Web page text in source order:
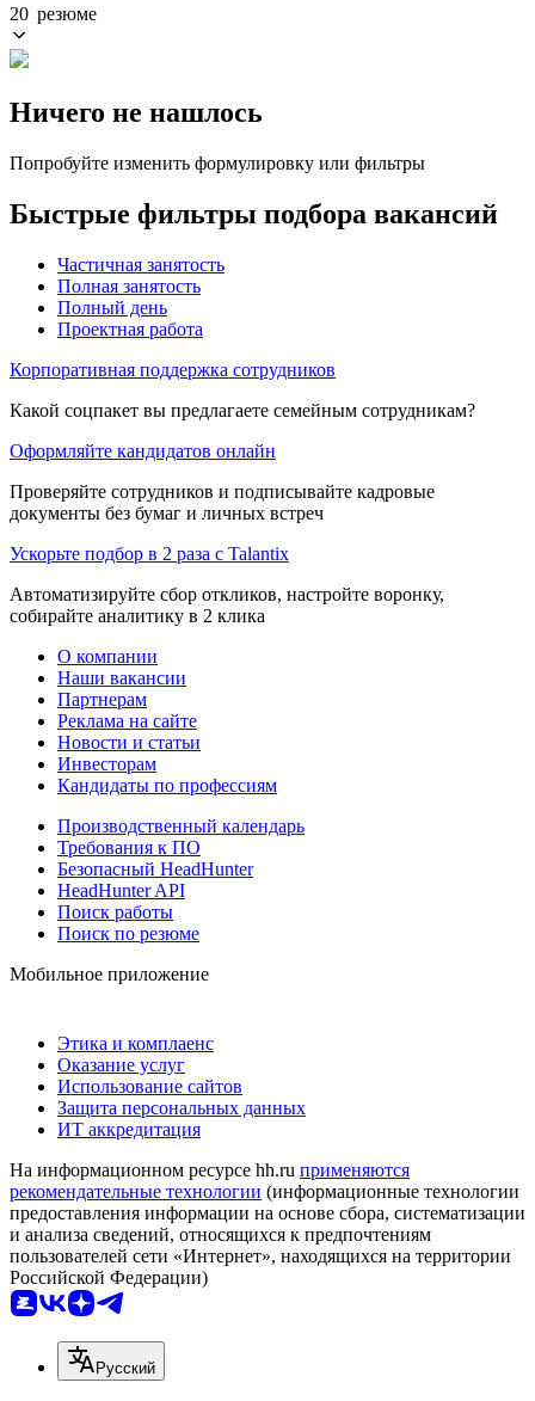
20 резюме
Ничего не нашлось
Попробуйте изменить формулировку или фильтры
Быстрые фильтры подбора вакансий
Частичная занятость
Полная занятость
Полный день
Проектная работа
Корпоративная поддержка сотрудников
Какой соцпакет вы предлагаете семейным сотрудникам?
Оформляйте кандидатов онлайн
Проверяйте сотрудников и подписывайте кадровые
документы без бумаг и личных встреч
Ускорьте подбор в 2 раза с Talantix
Автоматизируйте сбор откликов, настройте воронку,
собирайте аналитику в 2 клика
О компании
Наши вакансии
Партнерам
Реклама на сайте
Новости и статьи
Инвесторам
Кандидаты по профессиям
Производственный календарь
Требования к ПО
Безопасный HeadHunter
HeadHunter API
Поиск работы
Поиск по резюме
Мобильное приложение
Этика и комплаенс
Оказание услуг
Использование сайтов
Защита персональных данных
ИТ аккредитация
На информационном ресурсе hh.ru применяются
рекомендательные технологии (информационные технологии
предоставления информации на основе сбора, систематизации
и анализа сведений, относящихся к предпочтениям
пользователей сети «Интернет», находящихся на территории
Российской Федерации)
Русский